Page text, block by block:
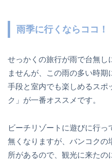
雨季に行くならココ！
せっかくの旅行が雨で台無し
ませんが、この雨の多い時
手段と室内でも楽しめるスポ
ク」が一番オススメです。
ビーチリゾートに遊びに行
無くなりますが、バンコクの
所があるので、観光に来たの